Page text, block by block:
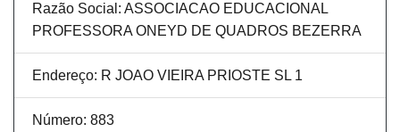
Razão Social: ASSOCIACAO EDUCACIONAL
PROFESSORA ONEYD DE QUADROS BEZERRA
Endereço: R JOAO VIEIRA PRIOSTE SL 1
Número: 883